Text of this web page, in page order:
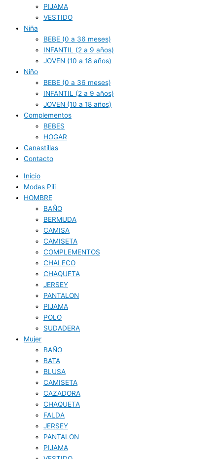
PIJAMA
VESTIDO
Niña
BEBE (0 a 36 meses)
INFANTIL (2 a 9 años)
JOVEN (10 a 18 años)
Niño
BEBE (0 a 36 meses)
INFANTIL (2 a 9 años)
JOVEN (10 a 18 años)
Complementos
BEBES
HOGAR
Canastillas
Contacto
Inicio
Modas Pili
HOMBRE
BAÑO
BERMUDA
CAMISA
CAMISETA
COMPLEMENTOS
CHALECO
CHAQUETA
JERSEY
PANTALON
PIJAMA
POLO
SUDADERA
Mujer
BAÑO
BATA
BLUSA
CAMISETA
CAZADORA
CHAQUETA
FALDA
JERSEY
PANTALON
PIJAMA